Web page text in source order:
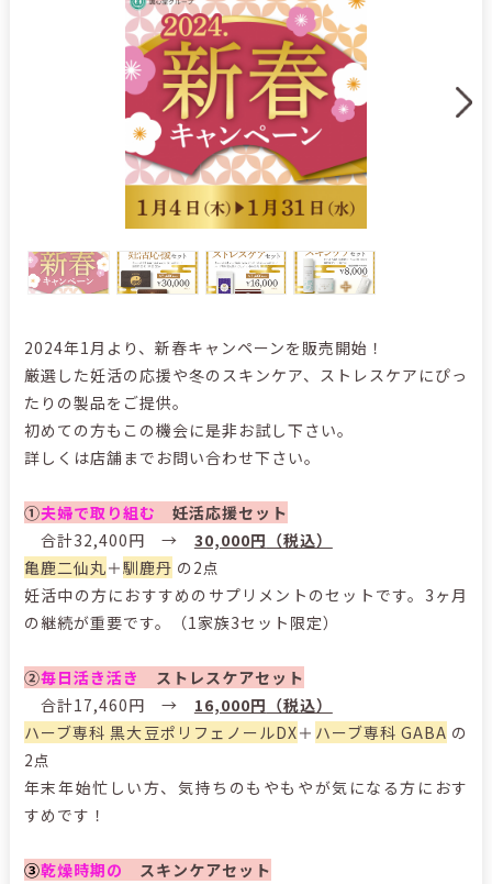
2024年1月より、新春キャンペーンを販売開始！
厳選した妊活の応援や冬のスキンケア、ストレスケアにぴっ
たりの製品をご提供。
初めての方もこの機会に是非お試し下さい。
詳しくは店舗までお問い合わせ下さい。
①夫婦で取り組む
妊活応援セット
合計32,400円 → 30,000円 （税込）
亀鹿二仙丸＋馴鹿丹 の2点
妊活中の方におすすめのサプリメントのセットです。3ヶ月
の継続が重要です。（1家族3セット限定）
②毎日活き活き
ストレスケアセット
合計17,460円 → 16,000円 （税込）
ハーブ専科 黒大豆ポリフェノールDX＋ ハーブ専科 GABA の
2点
年末年始忙しい方、気持ちのもやもやが気になる方におす
すめです！
③乾燥時期の
スキンケアセット